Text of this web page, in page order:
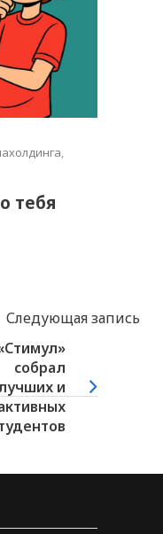
,
тебя
Следующая запись
собрал
и